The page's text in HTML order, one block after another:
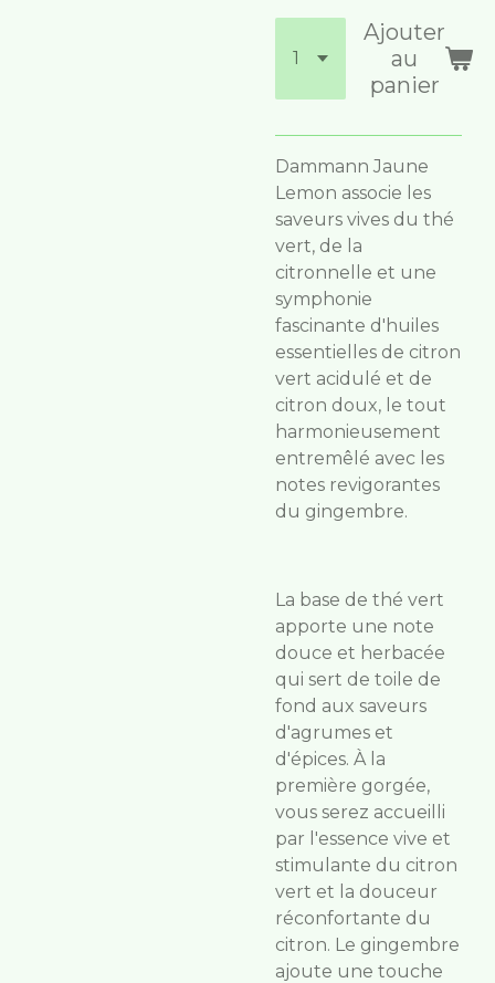
Ajouter
au
panier
Dammann Jaune
Lemon associe les
saveurs vives du thé
vert, de la
citronnelle et une
symphonie
fascinante d'huiles
essentielles de citron
vert acidulé et de
citron doux, le tout
harmonieusement
entremêlé avec les
notes revigorantes
du gingembre.
La base de thé vert
apporte une note
douce et herbacée
qui sert de toile de
fond aux saveurs
d'agrumes et
d'épices. À la
première gorgée,
vous serez accueilli
par l'essence vive et
stimulante du citron
vert et la douceur
réconfortante du
citron. Le gingembre
ajoute une touche